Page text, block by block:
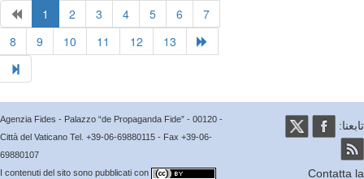
Agenzia Fides - Palazzo “de Propaganda Fide” - 00120 -
Città del Vaticano Tel. +39-06-69880115 - Fax +39-06-
69880107
I contenuti del sito sono pubblicati con